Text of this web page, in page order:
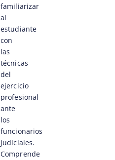
familiarizar
al
estudiante
con
las
técnicas
del
ejercicio
profesional
ante
los
funcionarios
judiciales.
Comprende